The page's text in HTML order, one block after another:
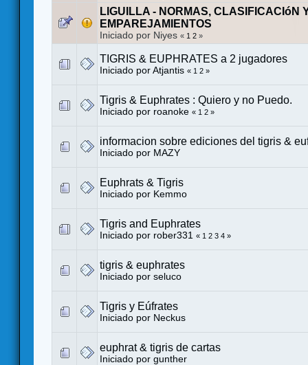
LIGUILLA - NORMAS, CLASIFICACIóN
EMPAREJAMIENTOS
Iniciado por Niyes « 1 2 »
TIGRIS & EUPHRATES a 2 jugadores
Iniciado por Atjantis « 1 2 »
Tigris & Euphrates : Quiero y no Puedo.
Iniciado por roanoke « 1 2 »
informacion sobre ediciones del tigris &
Iniciado por MAZY
Euphrats & Tigris
Iniciado por Kemmo
Tigris and Euphrates
Iniciado por rober331 « 1 2 3 4 »
tigris & euphrates
Iniciado por seluco
Tigris y Eúfrates
Iniciado por Neckus
euphrat & tigris de cartas
Iniciado por gunther